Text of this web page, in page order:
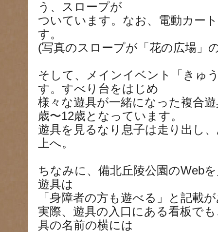
う、スロープが
ついています。なお、電動カー
す。
(写真のスロープが「花の広場」
そして、メインイベント「きゅ
す。すべり台をはじめ
様々な遊具が一緒になった複合
歳〜12歳となっています。
遊具を見るなり息子は走り出し
上へ。
ちなみに、備北丘陵公園のWeb
遊具は
「身障者の方も遊べる」と記載
実際、遊具の入口にある看板で
具の名前の横には